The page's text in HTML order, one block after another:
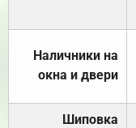
Наличники на
окна и двери
Шиповка